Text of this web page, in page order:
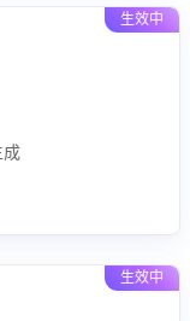
生效中
成
生效中